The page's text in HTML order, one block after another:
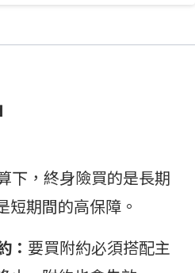
下，終身險買的是長期
短期間的高保障。
： 要買附約必須搭配主